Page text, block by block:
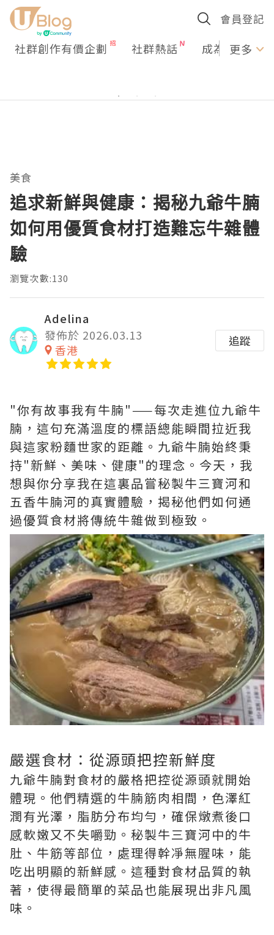
會員登記
社群創作有價企劃 社群熱話 成為U更多
美食
追求新鮮與健康：揭秘九爺牛腩
如何用優質食材打造難忘牛雜體
驗
瀏覽次數:130
Adelina
發佈於 2026.03.13
香港
追蹤
"你有故事我有牛腩"——每次走進位九爺牛
腩，這句充滿溫度的標語總能瞬間拉近我
與這家粉麵世家的距離。九爺牛腩始終秉
持"新鮮、美味、健康"的理念。今天，我
想與你分享我在這裏品嘗秘製牛三寶河和
五香牛腩河的真實體驗，揭秘他們如何通
過優質食材將傳統牛雜做到極致。
嚴選食材：從源頭把控新鮮度
九爺牛腩對食材的嚴格把控從源頭就開始
體現。他們精選的牛腩筋肉相間，色澤紅
潤有光澤，脂肪分布均勻，確保燉煮後口
感軟嫩又不失嚼勁。秘製牛三寶河中的牛
肚、牛筋等部位，處理得幹凈無腥味，能
吃出明顯的新鮮感。這種對食材品質的執
著，使得最簡單的菜品也能展現出非凡風
味。